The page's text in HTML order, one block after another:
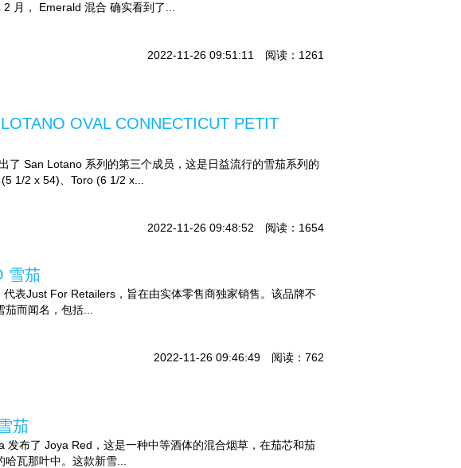
月， Emerald 混合 确实看到了...
2022-11-26 09:51:11 阅读：1261
OVAL CONNECTICUT PETIT
San Lotano 系列的第三个成员，这是日益流行的雪茄系列的
1/2 x 54)、Toro (6 1/2 x...
2022-11-26 09:48:52 阅读：1654
雪茄
表Just For Retailers，旨在由实体零售商独家销售。该品牌不
而闻名，包括...
2022-11-26 09:46:49 阅读：762
茄
布了 Joya Red，这是一种中等酒体的混合烟草，在茄芯和茄
瓦那叶中。这款新雪...